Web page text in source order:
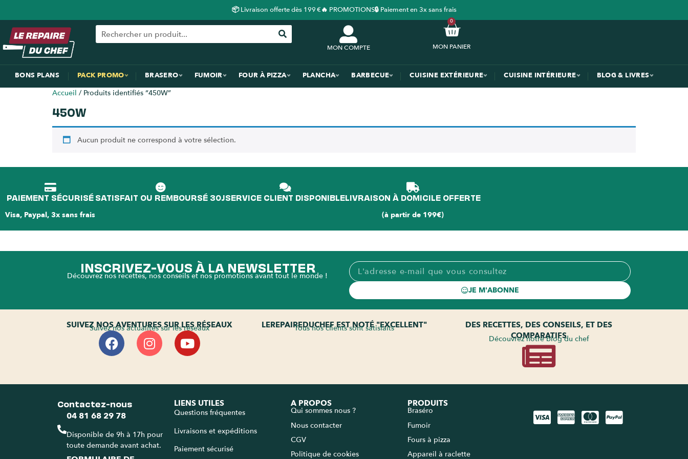
📦 Livraison offerte dès 199 €🔥 PROMOTIONS🔒 Paiement en 3x sans frais
MON COMPTE
0
BONS PLANS PACK PROMO BRASERO FUMOIR FOUR À PIZZA PLANCHA BARBECUE CUISINE EXTÉRIEURE CUISINE INTÉRIEURE BLOG & LIVRES
Accueil / Produits identifiés “450W”
450W
Aucun produit ne correspond à votre sélection.
PAIEMENT SÉCURISÉ
Visa, Paypal, 3x sans frais
SATISFAIT OU REMBOURSÉ 30JSERVICE CLIENT DISPONIBLELIVRAISON À DOMICILE OFFERTE
(à partir de 199€)
INSCRIVEZ-VOUS À LA NEWSLETTER
Découvrez nos recettes, nos conseils et nos promotions avant tout le monde !
JE M'ABONNE
SUIVEZ NOS AVENTURES SUR LES RÉSEAUX
Suivez nos actualités sur les réseaux LEREPAIREDUCHEF EST NOTÉ "EXCELLENT"
Tous nos clients sont satisfaits
DES RECETTES, DES CONSEILS, ET DES
COMPARATIFS
Découvrez notre blog du chef
Contactez-nous
04 81 68 29 78
Disponible de 9h à 17h pour
toute demande avant achat.
LIENS UTILES
Questions fréquentes
Livraisons et expéditions
Paiement sécurisé
A PROPOS
Qui sommes nous ?
Nous contacter
CGV
Politique de cookies
PRODUITS
Braséro
Fumoir
Fours à pizza
Appareil à raclette